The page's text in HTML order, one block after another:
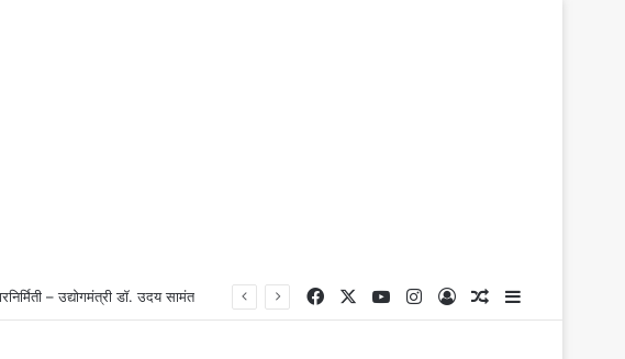
– उद्योगमंत्री डॉ. उदय सामंत FacebookYouTubeInstagram
Log InRandom Article
Sidebar